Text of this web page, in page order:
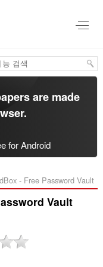
are made
.
for Android
- Free Password Vault‎
Vault